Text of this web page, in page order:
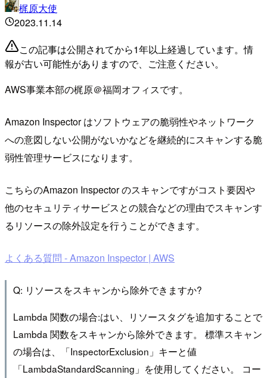
梶原大使
2023.11.14
この記事は公開されてから1年以上経過しています。情
報が古い可能性がありますので、ご注意ください。
AWS事業本部の梶原＠福岡オフィスです。
Amazon Inspector はソフトウェアの脆弱性やネットワーク
への意図しない公開がないかなどを継続的にスキャンする脆
弱性管理サービスになります。
こちらのAmazon Inspector のスキャンですがコスト要因や
他のセキュリティサービスとの競合などの理由でスキャンす
るリソースの除外設定を行うことができます。
よくある質問 - Amazon Inspector | AWS
Q: リソースをスキャンから除外できますか?
Lambda 関数の場合:はい、リソースタグを追加することで
Lambda 関数をスキャンから除外できます。 標準スキャン
の場合は、「InspectorExclusion」キーと値
「LambdaStandardScanning」を使用してください。 コー